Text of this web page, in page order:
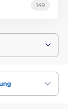
149